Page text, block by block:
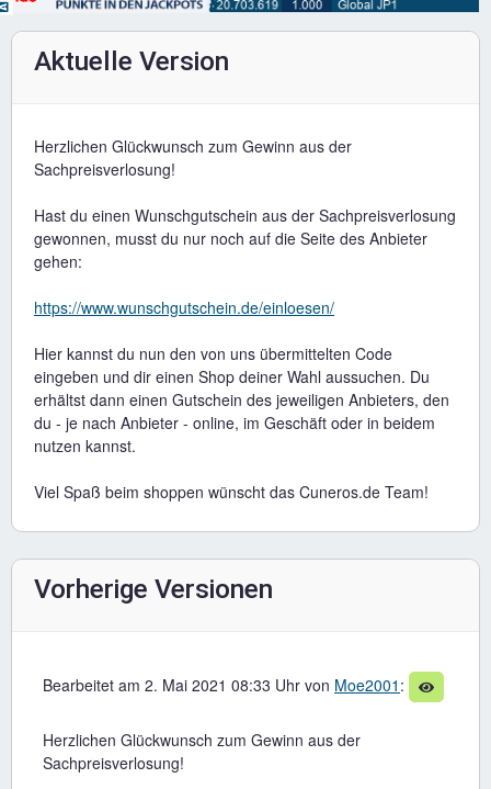
Aktuelle Version
Herzlichen Glückwunsch zum Gewinn aus der
Sachpreisverlosung!
Hast du einen Wunschgutschein aus der Sachpreisverlosung
gewonnen, musst du nur noch auf die Seite des Anbieter
gehen:
https://www.wunschgutschein.de/einloesen/
Hier kannst du nun den von uns übermittelten Code
eingeben und dir einen Shop deiner Wahl aussuchen. Du
erhältst dann einen Gutschein des jeweiligen Anbieters, den
du - je nach Anbieter - online, im Geschäft oder in beidem
nutzen kannst.
Viel Spaß beim shoppen wünscht das Cuneros.de Team!
Vorherige Versionen
Bearbeitet am 2. Mai 2021 08:33 Uhr von Moe2001 :
Herzlichen Glückwunsch zum Gewinn aus der
Sachpreisverlosung!